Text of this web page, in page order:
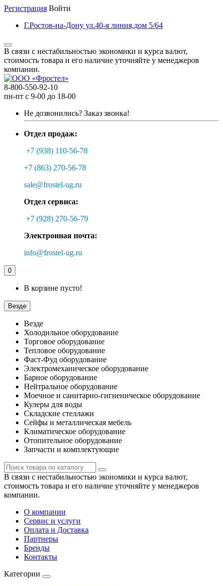
Регистрация Войти
Г.Ростов-на-Дону ул.40-я линия,дом 5/64
В связи с нестабильностью экономики и курса валют,
стоимость товара и его наличие уточняйте у менеджеров
компании.
8-800-550-92-10
пн-пт с 9-00 до 18-00
Не дозвонились? Заказ звонка!
Отдел продаж:
+7 (938) 110-56-78
+7 (863) 270-56-78
sale@frostel-ug.ru
Отдел сервиса:
+7 (928) 270-56-79
Электронная почта:
info@frostel-ug.ru
0
В корзине пусто!
Везде
Везде
Холодильное оборудование
Торговое оборудование
Тепловое оборудование
Фаст-Фуд оборудование
Электромеханическое оборудование
Барное оборудование
Нейтральное оборудование
Моечное и санитарно-гигиеническое оборудование
Кулеры для воды
Складские стеллажи
Сейфы и металлическая мебель
Климатическое оборудование
Отопительное оборудование
Запчасти и комплектующие
В связи с нестабильностью экономики и курса валют,
стоимость товара и его наличие уточняйте у менеджеров
компании.
О компании
Сервис и услуги
Оплата и Доставка
Партнеры
Бренды
Контакты
Категории